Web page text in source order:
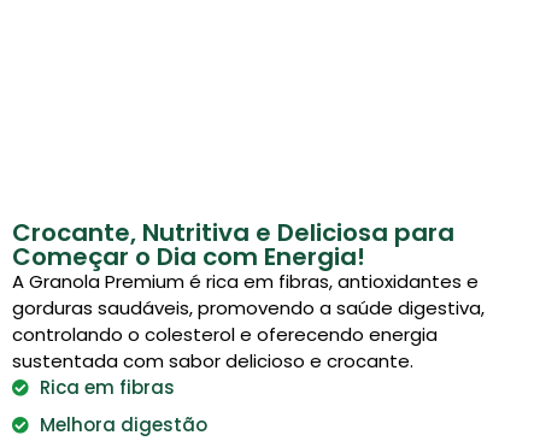
Crocante, Nutritiva e Deliciosa para
Começar o Dia com Energia!
A Granola Premium é rica em fibras, antioxidantes e
gorduras saudáveis, promovendo a saúde digestiva,
controlando o colesterol e oferecendo energia
sustentada com sabor delicioso e crocante.
Rica em fibras
Melhora digestão